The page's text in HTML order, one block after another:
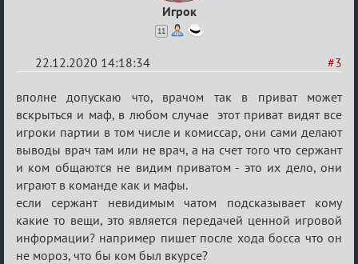
Игрок
11
#3
22.12.2020 14:18:34
Re:
Ценная
игровая
информация
вполне допускаю что, врачом так в приват может
вскрыться и маф, в любом случае этот приват видят все
игроки партии в том числе и комиссар, они сами делают
выводы врач там или не врач, а на счет того что сержант
и ком общаются не видим приватом - это их дело, они
играют в команде как и мафы.
если сержант невидимым чатом подсказывает кому
какие то вещи, это является передачей ценной игровой
информации? например пишет после хода босса что он
не мороз, что бы ком был вкурсе?